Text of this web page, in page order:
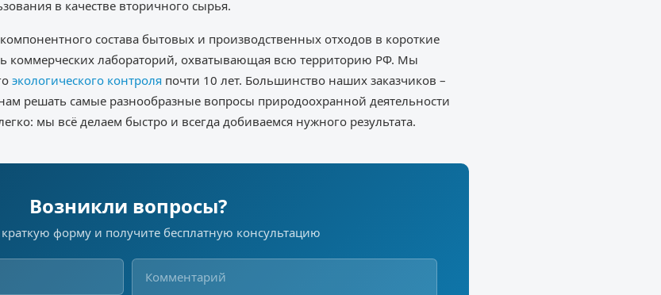
в качестве вторичного сырья.
состава бытовых и производственных отходов в короткие
коммерческих лабораторий, охватывающая всю территорию РФ. Мы
экологического контроля почти 10 лет. Большинство наших заказчиков –
решать самые разнообразные вопросы природоохранной деятельности
мы всё делаем быстро и всегда добиваемся нужного результата.
Возникли вопросы?
форму и получите бесплатную консультацию